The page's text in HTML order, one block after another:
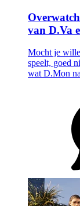
van D.Va
Mocht je
speelt, goed
wat D.Mon